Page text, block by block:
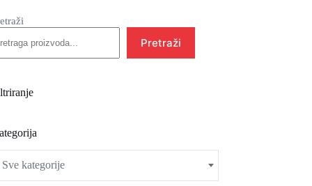
Pretraži
Sve kategorije